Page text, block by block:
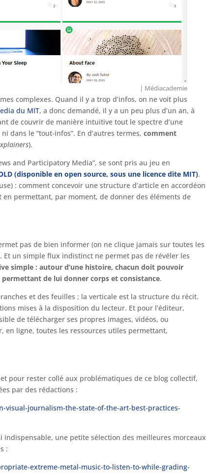
| Médiacademie
complexes. Quand il y a trop d’infos, on ne voit plus
du MIT, a donc demandé, il y a un peu plus d’un an, à
de couvrir de manière intuitive tout le spectre d’une
dans le “tout-infos”. En d’autres termes, comment
).
and Participatory Media”, se sont pris au jeu en
(disponible en open source, sous une licence dite MIT).
: comment concevoir une structure d’article en accordéon
permettant, par moment, de donner des éléments de
pas de bien informer (on ne clique jamais sur toutes les
un simple flux indistinct ne permet pas de révéler les
simple : autour d’une histoire, chacun doit pouvoir
de lui donner corps et consistance.
et des feuilles ; la verticale est la structure du récit.
mises à la disposition du lecteur. Et pour l’éditeur,
de télécharger ses propres images, vidéos, ou
en ligne, toutes les ressources utiles permettant,
pour rester collé aux problématiques de ce blog collectif,
par des rédactions :
journalism-the-state-of-the-art-best-practices-
une petite sélection des meilleures morceaux
:
extreme-metal-music-to-listen-to-while-grading-